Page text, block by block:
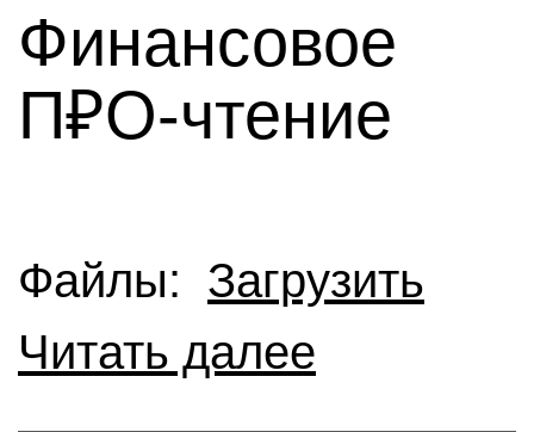
Финансовое
П₽О-чтение
Файлы: Загрузить
Читать далее